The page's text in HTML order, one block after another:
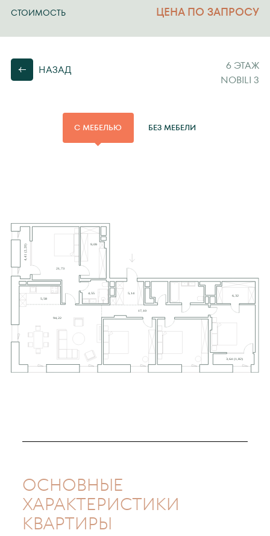
СТОИМОСТЬ ЦЕНА ПО ЗАПРОСУ
НАЗАД
6 ЭТАЖ
NOBILI 3
С МЕБЕЛЬЮ БЕЗ МЕБЕЛИ
ОСНОВНЫЕ
ХАРАКТЕРИСТИКИ
КВАРТИРЫ